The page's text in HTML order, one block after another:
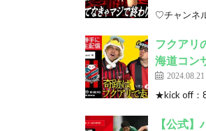
♡チャンネ
フクアリ
海道コン
2024.08.21
★kick off：
【公式